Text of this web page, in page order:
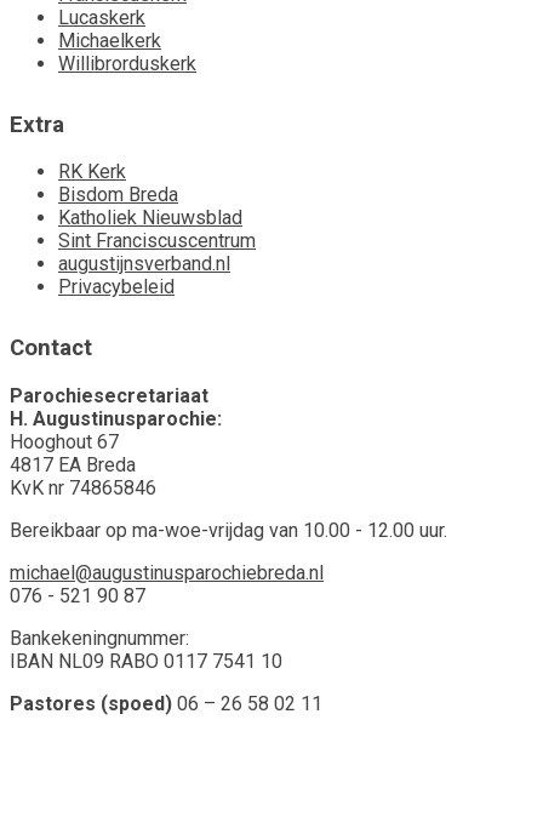
Lucaskerk
Michaelkerk
Willibrorduskerk
Extra
RK Kerk
Bisdom Breda
Katholiek Nieuwsblad
Sint Franciscuscentrum
augustijnsverband.nl
Privacybeleid
Contact
Parochiesecretariaat
H. Augustinusparochie:
Hooghout 67
4817 EA Breda
KvK nr 74865846
Bereikbaar op ma-woe-vrijdag van 10.00 - 12.00 uur.
michael@augustinusparochiebreda.nl
076 - 521 90 87
Bankekeningnummer:
IBAN NL09 RABO 0117 7541 10
Pastores (spoed) 06 – 26 58 02 11